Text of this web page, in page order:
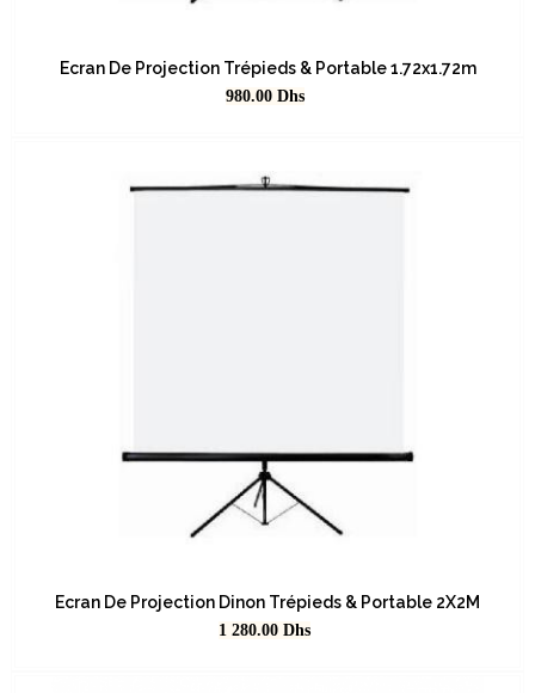
Ecran De Projection Trépieds & Portable 1.72x1.72m
Prix
980.00 Dhs
Ecran De Projection Dinon Trépieds & Portable 2X2M
Prix
1 280.00 Dhs